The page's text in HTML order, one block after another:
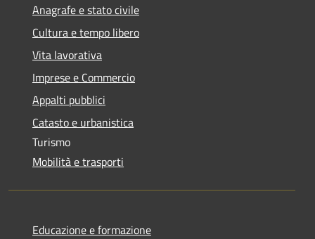
Anagrafe e stato civile
Cultura e tempo libero
Vita lavorativa
Imprese e Commercio
Appalti pubblici
Catasto e urbanistica
Turismo
Mobilità e trasporti
Educazione e formazione